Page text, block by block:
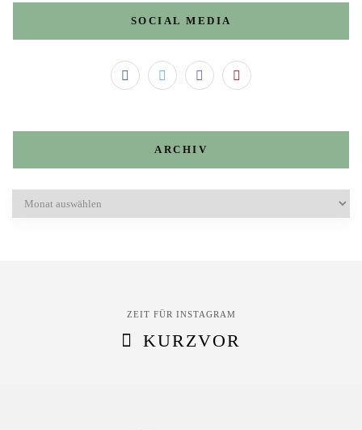
SOCIAL MEDIA
ARCHIV
ZEIT FÜR INSTAGRAM
KURZVOR